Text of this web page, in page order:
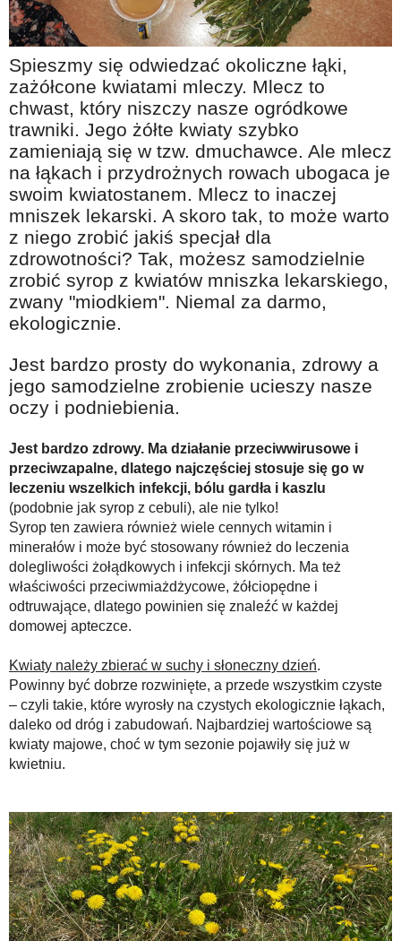
Na wesoło
Hobby i pasje
Żyj aktywnie
60plus - najcenniejsi klienci
Dobra opieka
Warto naśladować
Coś dla ducha
Smacznie i zdrowo
O finansach i społeczeństwie - edukacja nie tylko dla 60plus
Ciekawe książki
Stop samotności
Z internetem za pan brat
Bezpiecznie i w zgodzie z prawem
Spieszmy się odwiedzać okoliczne łąki,
zażółcone kwiatami mleczy. Mlecz to
chwast, który niszczy nasze ogródkowe
trawniki. Jego żółte kwiaty szybko
zamieniają się w tzw. dmuchawce. Ale mlecz
na łąkach i przydrożnych rowach ubogaca je
swoim kwiatostanem. Mlecz to inaczej
mniszek lekarski. A skoro tak, to może warto
z niego zrobić jakiś specjał dla
zdrowotności? Tak, możesz samodzielnie
zrobić syrop z kwiatów mniszka lekarskiego,
zwany "miodkiem". Niemal za darmo,
ekologicznie.
Jest bardzo prosty do wykonania, zdrowy a
jego samodzielne zrobienie ucieszy nasze
oczy i podniebienia.
Jest bardzo zdrowy. Ma działanie przeciwwirusowe i
przeciwzapalne, dlatego najczęściej stosuje się go w
leczeniu wszelkich infekcji, bólu gardła i kaszlu
(podobnie jak syrop z cebuli), ale nie tylko!
Syrop ten zawiera również wiele cennych witamin i
minerałów i może być stosowany również do leczenia
dolegliwości żołądkowych i infekcji skórnych. Ma też
właściwości przeciwmiażdżycowe, żółciopędne i
odtruwające, dlatego powinien się znaleźć w każdej
domowej apteczce.
Kwiaty należy zbierać w suchy i słoneczny dzień.
Powinny być dobrze rozwinięte, a przede wszystkim czyste
– czyli takie, które wyrosły na czystych ekologicznie łąkach,
daleko od dróg i zabudowań. Najbardziej wartościowe są
kwiaty majowe, choć w tym sezonie pojawiły się już w
kwietniu.